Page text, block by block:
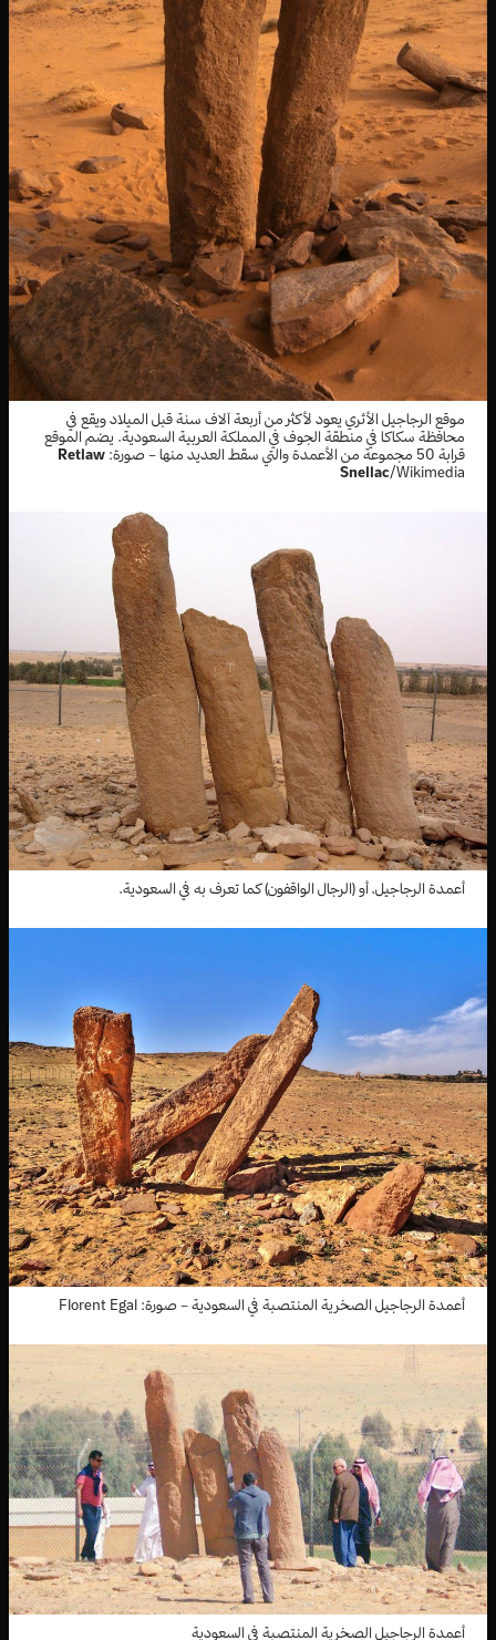
موقع الرجاجيل الأثري يعود لأكثر من أربعة آلاف سنة قبل الميلاد ويقع في
محافظة سكاكا في منطقة الجوف في المملكة العربية السعودية. يضم الموقع
قرابة 50 مجموعة من الأعمدة والتي سقط العديد منها – صورة:
Retlaw
Snellac/Wikimedia
أعمدة الرجاجيل، أو (الرجال الواقفون) كما تعرف به في السعودية.
أعمدة الرجاجيل الصخرية المنتصبة في السعودية – صورة: Florent Egal
أعمدة الرجاجيل الصخرية المنتصبة في السعودية